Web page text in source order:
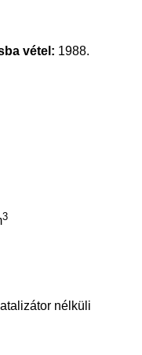
vétel: 1988.
3
nélküli